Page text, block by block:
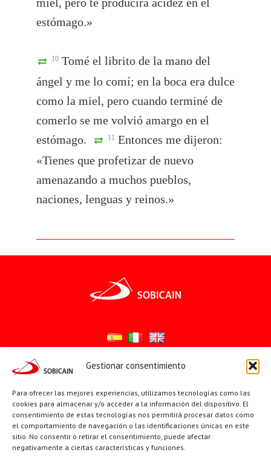
Gestionar consentimiento
Para ofrecer las mejores experiencias, utilizamos tecnologías como las
cookies para almacenar y/o acceder a la información del dispositivo. El
consentimiento de estas tecnologías nos permitirá procesar datos como
el comportamiento de navegación o las identificaciones únicas en este
sitio. No consentir o retirar el consentimiento, puede afectar
negativamente a ciertas características y funciones.
estómago.»
10 Tomé el librito de la mano del
ángel y me lo comí; en la boca era dulce
como la miel, pero cuando terminé de
comerlo se me volvió amargo en el
estómago.
11 Entonces me dijeron:
«Tienes que profetizar de nuevo
amenazando a muchos pueblos,
naciones, lenguas y reinos.»
YouTube
X Facebook
PÁGINAS INSTITUCIONALES